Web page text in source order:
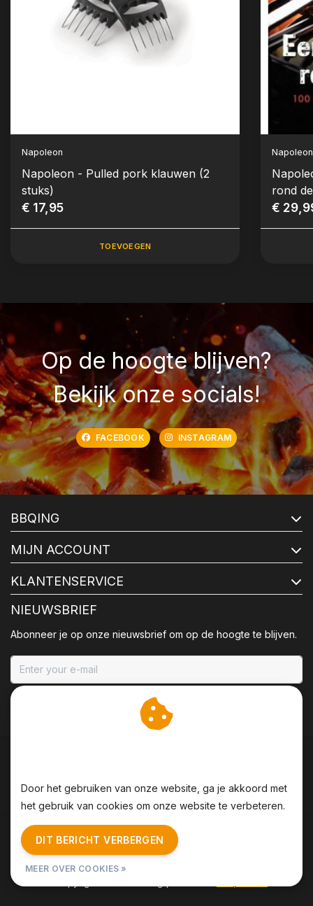
Napoleon
Napoleon - Pulled pork klauwen (2
stuks)
€ 17,95
TOEVOEGEN
Napoleon
rond
€
Op de hoogte blijven?
Bekijk onze socials!
FACEBOOK INSTAGRAM
BBQING
MIJN ACCOUNT
KLANTENSERVICE
NIEUWSBRIEF
Abonneer je op onze nieuwsbrief om op de hoogte te blijven.
Algemene voorwaarden | Disclaimer
Sitemap
| RSS Feed
Door het gebruiken van onze website, ga je akkoord met
het gebruik van cookies om onze website te verbeteren.
DIT BERICHT VERBERGEN
MEER OVER COOKIES »